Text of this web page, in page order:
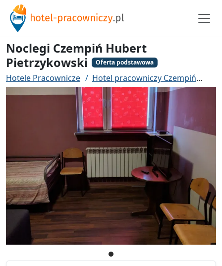
Noclegi Czempiń Hubert
Pietrzykowski
Oferta podstawowa
Hotele Pracownicze Hotel pracowniczy Czempiń